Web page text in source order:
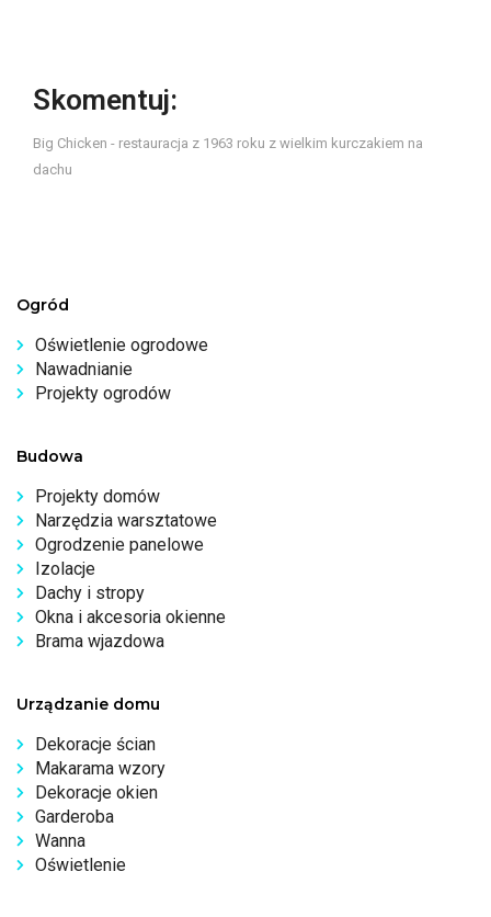
Skomentuj:
Big Chicken - restauracja z 1963 roku z wielkim kurczakiem na
dachu
Ogród
Oświetlenie ogrodowe
Nawadnianie
Projekty ogrodów
Budowa
Projekty domów
Narzędzia warsztatowe
Ogrodzenie panelowe
Izolacje
Dachy i stropy
Okna i akcesoria okienne
Brama wjazdowa
Urządzanie domu
Dekoracje ścian
Makarama wzory
Dekoracje okien
Garderoba
Wanna
Oświetlenie